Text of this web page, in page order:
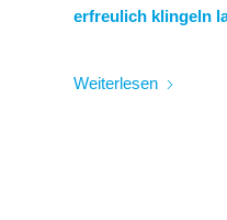
erfreulich klingeln
Weiterlesen